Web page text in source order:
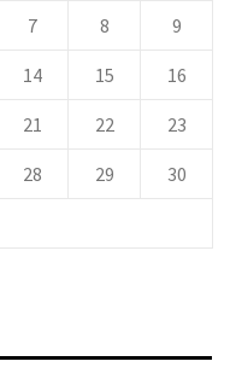
7 8 9
14 15 16
21 22 23
28 29 30